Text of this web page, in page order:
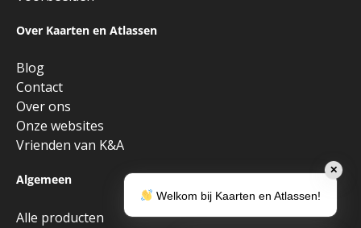
Over Kaarten en Atlassen
Blog
Contact
Over ons
Onze websites
Vrienden van K&A
Algemeen
Alle producten
✕
Welkom bij Kaarten en Atlassen!